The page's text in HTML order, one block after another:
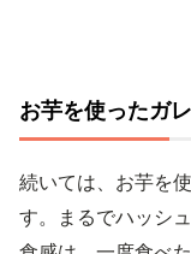
お芋を使ったガ
続いては、お芋を
す。まるでハッシ